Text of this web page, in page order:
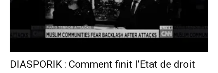
DIASPORIK : Comment finit l’Etat de droit